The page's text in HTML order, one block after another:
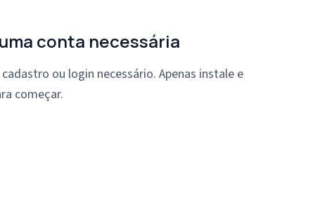
conta necessária
ou login necessário. Apenas instale e
começar.